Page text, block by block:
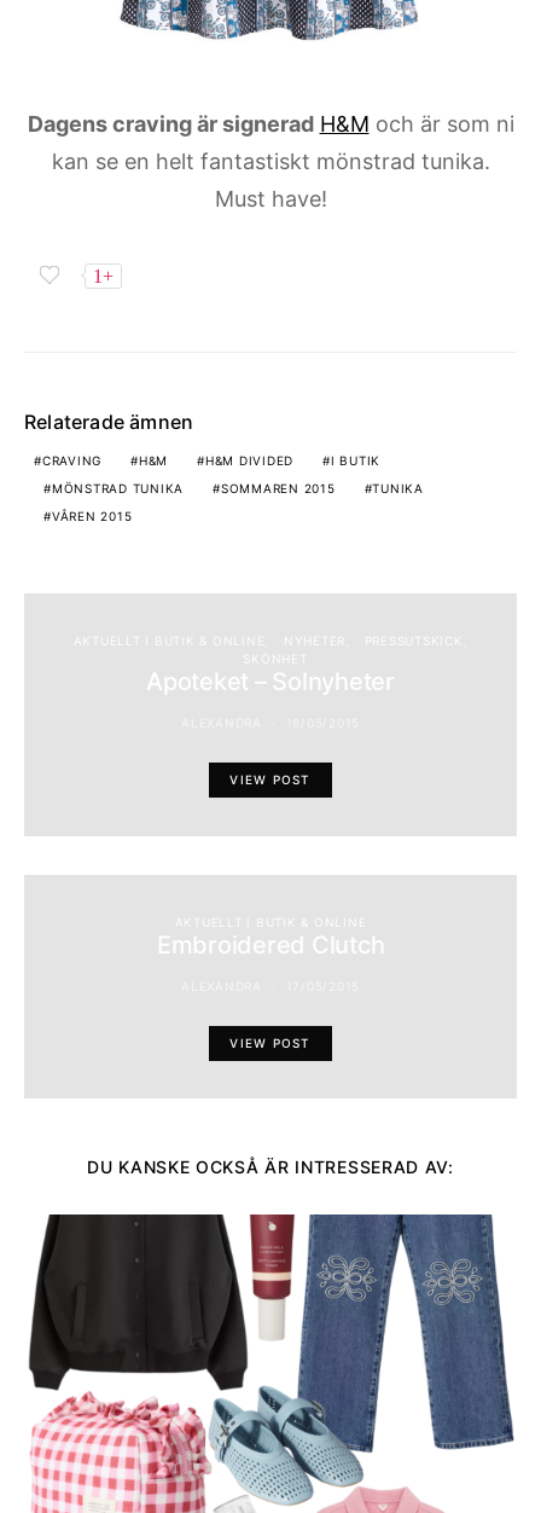
Dagens craving är signerad H&M och är som ni
kan se en helt fantastiskt mönstrad tunika.
Must have!
1+
Relaterade ämnen
CRAVING H&M H&M DIVIDED
I BUTIK
MÖNSTRAD TUNIKA
SOMMAREN 2015
TUNIKA
VÅREN 2015
AKTUELLT I BUTIK & ONLINE NYHETER
Apoteket – Solnyheter
VIEW POST
AKTUELLT I BUTIK & ONLINE
Embroidered Clutch
VIEW POST
DU KANSKE OCKSÅ ÄR INTRESSERAD AV: